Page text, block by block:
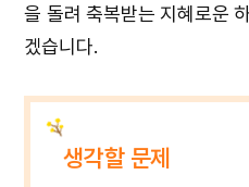
을 돌려 축복받는 지혜로운
겠습니다.
생각할 문제